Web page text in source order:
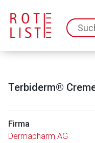
Terbiderm®
Firma
Dermapharm AG